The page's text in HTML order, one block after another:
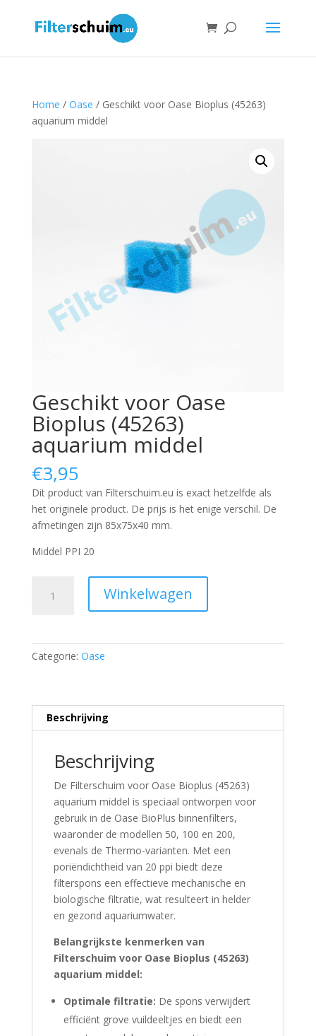
Home / Oase / Geschikt voor Oase Bioplus (45263)
aquarium middel
Geschikt voor Oase
Bioplus (45263)
aquarium middel
€3,95
Dit product van Filterschuim.eu is exact hetzelfde als
het originele product. De prijs is het enige verschil. De
afmetingen zijn 85x75x40 mm.
Middel PPI 20
aquarium
Winkelwagen
Categorie: Oase
Beschrijving
Beschrijving
De Filterschuim voor Oase Bioplus (45263)
aquarium middel is speciaal ontworpen voor
gebruik in de Oase BioPlus binnenfilters,
waaronder de modellen 50, 100 en 200,
evenals de Thermo-varianten. Met een
poriëndichtheid van 20 ppi biedt deze
filterspons een effectieve mechanische en
biologische filtratie, wat resulteert in helder
en gezond aquariumwater.
Belangrijkste kenmerken van
Filterschuim voor Oase Bioplus (45263)
aquarium middel:
Optimale filtratie: De spons verwijdert
efficiënt grove vuildeeltjes en biedt een